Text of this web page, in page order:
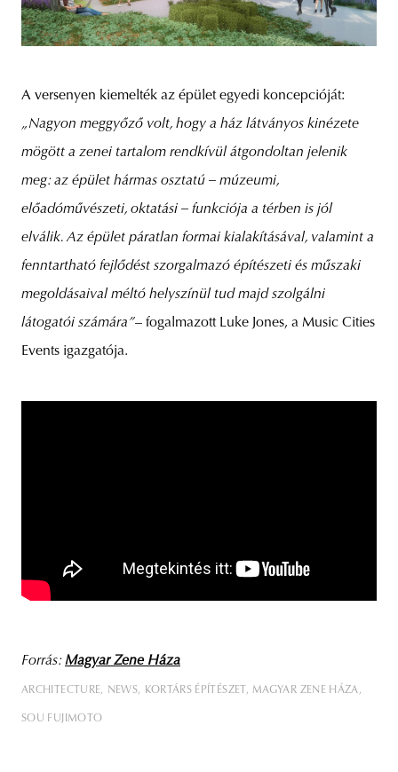
A versenyen kiemelték az épület egyedi koncepcióját:
„Nagyon meggyőző volt, hogy a ház látványos kinézete
mögött a zenei tartalom rendkívül átgondoltan jelenik
meg: az épület hármas osztatú – múzeumi,
előadóművészeti, oktatási – funkciója a térben is jól
elválik. Az épület páratlan formai kialakításával, valamint a
fenntartható fejlődést szorgalmazó építészeti és műszaki
megoldásaival méltó helyszínül tud majd szolgálni
látogatói számára”– fogalmazott Luke Jones, a Music Cities
Events igazgatója.
Forrás:Magyar Zene Háza
ARCHITECTURE NEWS KORTÁRS ÉPÍTÉSZET MAGYAR ZENE HÁZA
SOU FUJIMOTO